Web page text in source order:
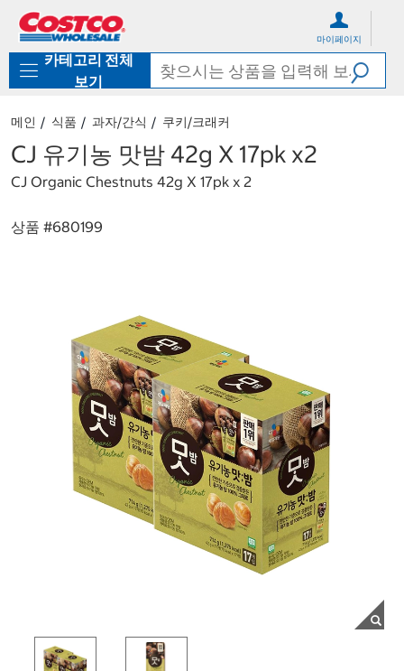
로
기
가
마이페이지
카테고리 전체
보기
메인 식품 과자/간식 쿠키/크래커
CJ 유기농 맛밤 42g X 17pk x2
CJ Organic Chestnuts 42g X 17pk x 2
상품 #680199